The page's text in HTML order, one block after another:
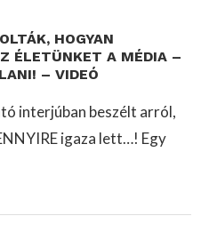
HOGYAN
ÉLETÜNKET A MÉDIA –
– VIDEÓ
interjúban beszélt arról,
igaza lett…! Egy